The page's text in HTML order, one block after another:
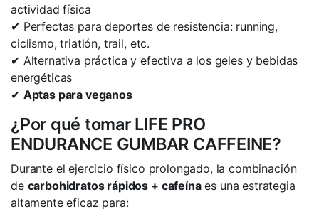
actividad física
✔ Perfectas para deportes de resistencia: running,
ciclismo, triatlón, trail, etc.
✔ Alternativa práctica y efectiva a los geles y bebidas
energéticas
✔ Aptas para veganos
¿Por qué tomar LIFE PRO
ENDURANCE GUMBAR CAFFEINE?
Durante el ejercicio físico prolongado, la combinación
de carbohidratos rápidos + cafeínaes una estrategia
altamente eficaz para: